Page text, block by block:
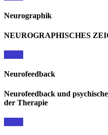
Neurographik
NEUROGRAPHISCHES
Neurofeedback
Neurofeedback und
der Therapie